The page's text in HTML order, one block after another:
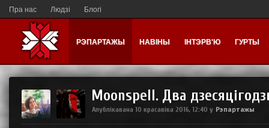
Пра нас Людзі Блогі
РЭПАРТАЖЫ НАВІНЫ ІНТЭРВ'Ю ГУРТЫ
Moonspell. Два
Апублікавана 10 красавіка 2016, 12:40 у Рэпартажы